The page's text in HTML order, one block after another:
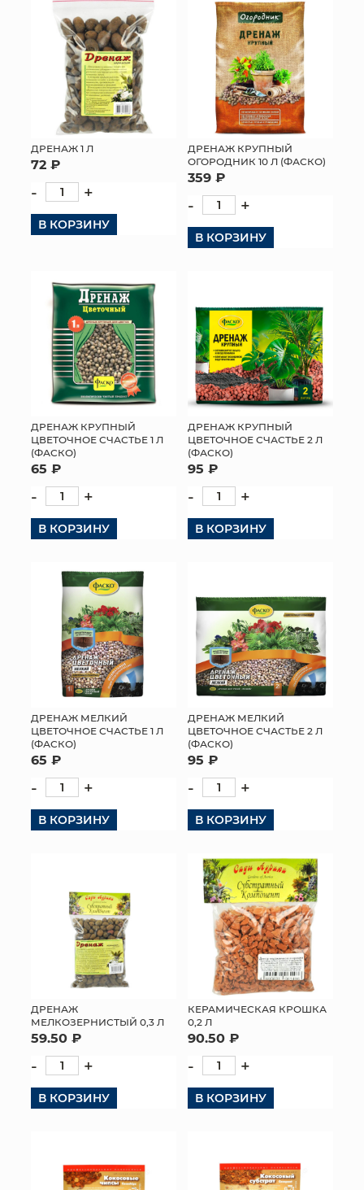
ДРЕНАЖ 1 Л
72 ₽
- +
В КОРЗИНУ
ДРЕНАЖ КРУПНЫЙ
ОГОРОДНИК 10 Л (ФАСКО)
359 ₽
- +
В КОРЗИНУ
ДРЕНАЖ КРУПНЫЙ
ЦВЕТОЧНОЕ СЧАСТЬЕ 1 Л
(ФАСКО)
65 ₽
- +
В КОРЗИНУ
ДРЕНАЖ КРУПНЫЙ
ЦВЕТОЧНОЕ СЧАСТЬЕ 2 Л
(ФАСКО)
95 ₽
- +
В КОРЗИНУ
ДРЕНАЖ МЕЛКИЙ
ЦВЕТОЧНОЕ СЧАСТЬЕ 1 Л
(ФАСКО)
65 ₽
- +
В КОРЗИНУ
ДРЕНАЖ МЕЛКИЙ
ЦВЕТОЧНОЕ СЧАСТЬЕ 2 Л
(ФАСКО)
95 ₽
- +
В КОРЗИНУ
ДРЕНАЖ
МЕЛКОЗЕРНИСТЫЙ 0,3 Л
59.50 ₽
- +
В КОРЗИНУ
КЕРАМИЧЕСКАЯ КРОШКА
0,2 Л
90.50 ₽
- +
В КОРЗИНУ